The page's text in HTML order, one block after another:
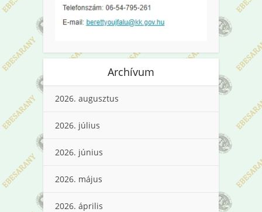
Archívum
2026. augusztus
2026. július
2026. június
2026. május
2026. április